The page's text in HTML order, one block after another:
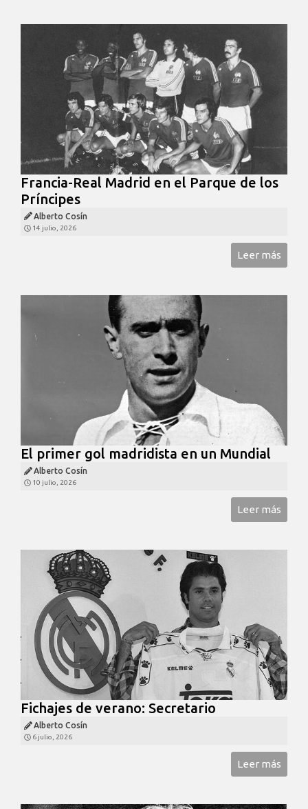
Francia-Real Madrid en el Parque de los
Príncipes
Alberto Cosín
14 julio, 2026
Leer más
El primer gol madridista en un Mundial
Alberto Cosín
10 julio, 2026
Leer más
Fichajes de verano: Secretario
Alberto Cosín
6 julio, 2026
Leer más